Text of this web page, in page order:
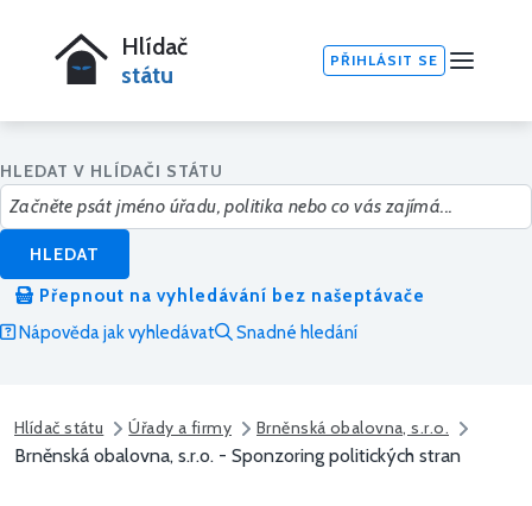
Hlídač
státu
PŘIHLÁSIT SE
HLEDAT V HLÍDAČI STÁTU
HLEDAT
Přepnout na vyhledávání bez našeptávače
Nápověda jak vyhledávat
Snadné hledání
Hlídač státu Úřady a firmy Brněnská obalovna, s.r.o.
Brněnská obalovna, s.r.o. - Sponzoring politických stran